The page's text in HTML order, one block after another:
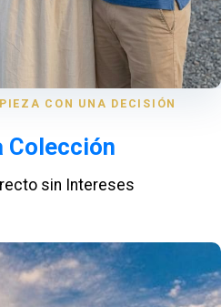
CON UNA DECISIÓN
Colección
sin Intereses